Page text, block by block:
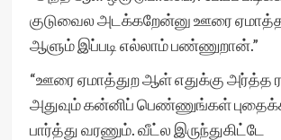
குடுவைல அடக்கறேன்னு ஊரை
ஆளும் இப்படி எல்லாம் பண்ணுறான்.”
“ஊரை ஏமாத்துற ஆள் எதுக்கு அர்த்த
அதுவும் கன்னிப் பெண்ணுங்கள்
பார்த்து வரணும். வீட்ல இருந்துகிட்டே